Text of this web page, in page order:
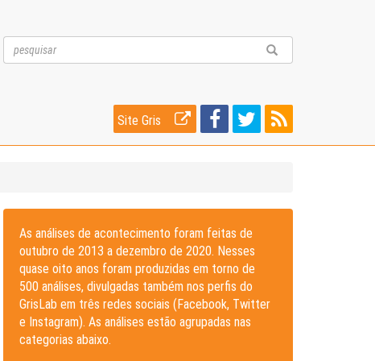
Site Gris
As análises de acontecimento foram feitas de
outubro de 2013 a dezembro de 2020. Nesses
quase oito anos foram produzidas em torno de
500 análises, divulgadas também nos perfis do
GrisLab em três redes sociais (Facebook, Twitter
e Instagram). As análises estão agrupadas nas
categorias abaixo.